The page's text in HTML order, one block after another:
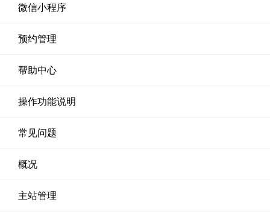
微信小程序
预约管理
帮助中心
操作功能说明
常见问题
概况
主站管理